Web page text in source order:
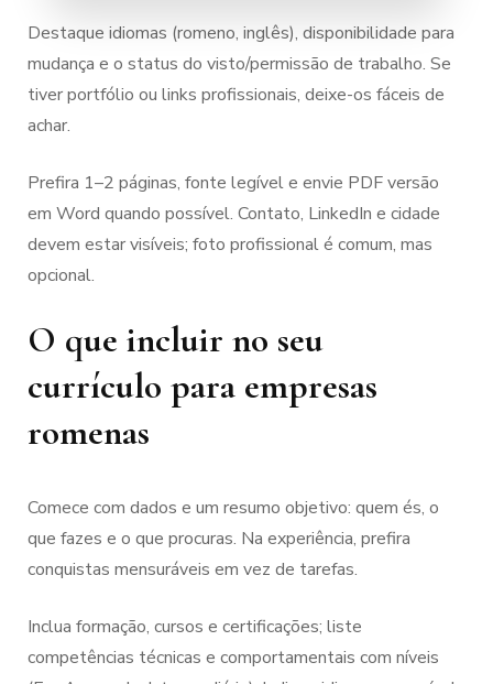
Destaque idiomas (romeno, inglês), disponibilidade para
mudança e o status do visto/permissão de trabalho. Se
tiver portfólio ou links profissionais, deixe-os fáceis de
achar.
Prefira 1–2 páginas, fonte legível e envie PDF versão
em Word quando possível. Contato, LinkedIn e cidade
devem estar visíveis; foto profissional é comum, mas
opcional.
O que incluir no seu
currículo para empresas
romenas
Comece com dados e um resumo objetivo: quem és, o
que fazes e o que procuras. Na experiência, prefira
conquistas mensuráveis em vez de tarefas.
Inclua formação, cursos e certificações; liste
competências técnicas e comportamentais com níveis